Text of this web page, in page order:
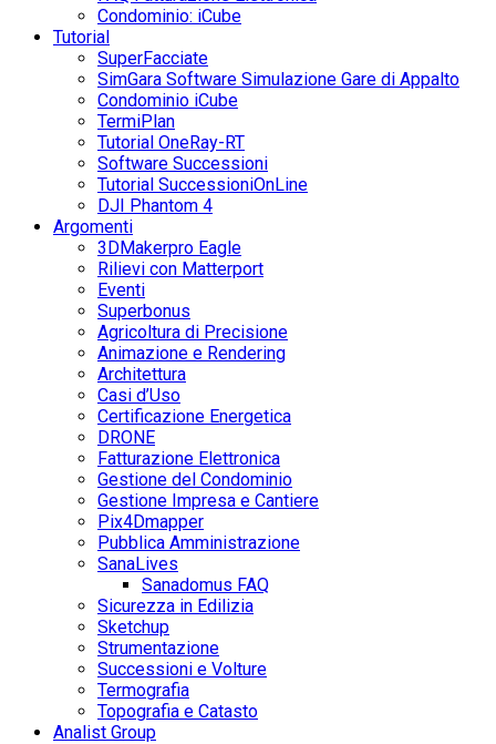
Condominio: iCube
Tutorial
SuperFacciate
SimGara Software Simulazione Gare di Appalto
Condominio iCube
TermiPlan
Tutorial OneRay-RT
Software Successioni
Tutorial SuccessioniOnLine
DJI Phantom 4
Argomenti
3DMakerpro Eagle
Rilievi con Matterport
Eventi
Superbonus
Agricoltura di Precisione
Animazione e Rendering
Architettura
Casi d’Uso
Certificazione Energetica
DRONE
Fatturazione Elettronica
Gestione del Condominio
Gestione Impresa e Cantiere
Pix4Dmapper
Pubblica Amministrazione
SanaLives
Sanadomus FAQ
Sicurezza in Edilizia
Sketchup
Strumentazione
Successioni e Volture
Termografia
Topografia e Catasto
Analist Group